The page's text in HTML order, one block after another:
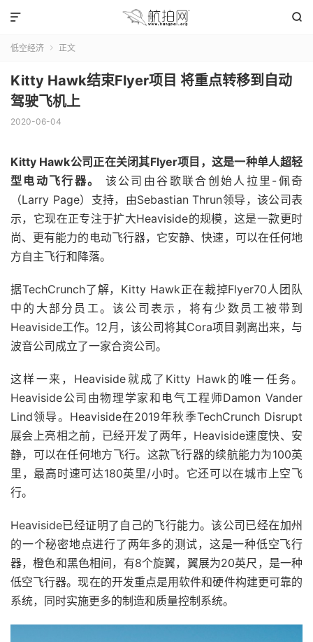


低空经济  正文
Kitty Hawk结束Flyer项目 将重点转移到自动
驾驶飞机上
2020-06-04
Kitty Hawk公司正在关闭其Flyer项目，这是一种单人超轻
型电动飞行器。
该公司由谷歌联合创始人拉里-佩奇
（Larry Page）支持，由Sebastian Thrun领导，该公司表
示，它现在正专注于扩大Heaviside的规模，这是一款更时
尚、更有能力的电动飞行器，它安静、快速，可以在任何地
方自主飞行和降落。
据TechCrunch了解，Kitty Hawk正在裁掉Flyer70人团队
中的大部分员工。该公司表示，将有少数员工被带到
Heaviside工作。12月，该公司将其Cora项目剥离出来，与
波音公司成立了一家合资公司。
这样一来，Heaviside就成了Kitty Hawk的唯一任务。
Heaviside公司由物理学家和电气工程师Damon Vander
Lind领导。Heaviside在2019年秋季TechCrunch Disrupt
展会上亮相之前，已经开发了两年，Heaviside速度快、安
静，可以在任何地方飞行。这款飞行器的续航能力为100英
里，最高时速可达180英里/小时。它还可以在城市上空飞
行。
Heaviside已经证明了自己的飞行能力。该公司已经在加州
的一个秘密地点进行了两年多的测试，这是一种低空飞行
器，橙色和黑色相间，有8个旋翼，翼展为20英尺，是一种
低空飞行器。现在的开发重点是用软件和硬件构建更可靠的
系统，同时实施更多的制造和质量控制系统。